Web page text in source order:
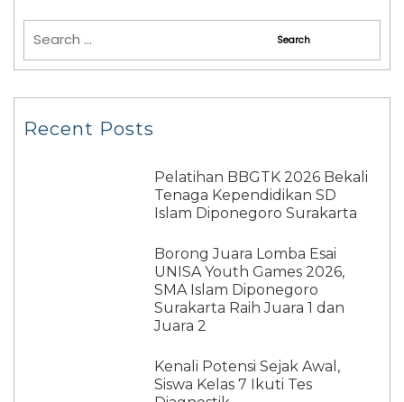
Recent Posts
Pelatihan BBGTK 2026 Bekali
Tenaga Kependidikan SD
Islam Diponegoro Surakarta
Borong Juara Lomba Esai
UNISA Youth Games 2026,
SMA Islam Diponegoro
Surakarta Raih Juara 1 dan
Juara 2
Kenali Potensi Sejak Awal,
Siswa Kelas 7 Ikuti Tes